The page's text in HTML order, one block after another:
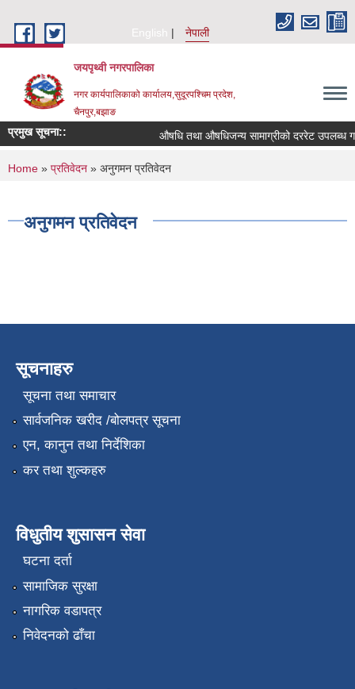
English
नेपाली
जयपृथ्वी नगरपालिका
नगर कार्यपालिकाको कार्यालय,सुदूरपश्चिम प्रदेश,
चैनपुर,बझाङ
प्रमुख सूचना:: औषधि तथा औषधिजन्य सामाग्रीको दररेट उपलब्ध
You are here
Home » प्रतिवेदन » अनुगमन प्रतिवेदन
अनुगमन प्रतिवेदन
सूचनाहरु
सूचना तथा समाचार
सार्वजनिक खरीद /बोलपत्र सूचना
एन, कानुन तथा निर्देशिका
कर तथा शुल्कहरु
विधुतीय शुसासन सेवा
घटना दर्ता
सामाजिक सुरक्षा
नागरिक वडापत्र
निवेदनको ढाँचा